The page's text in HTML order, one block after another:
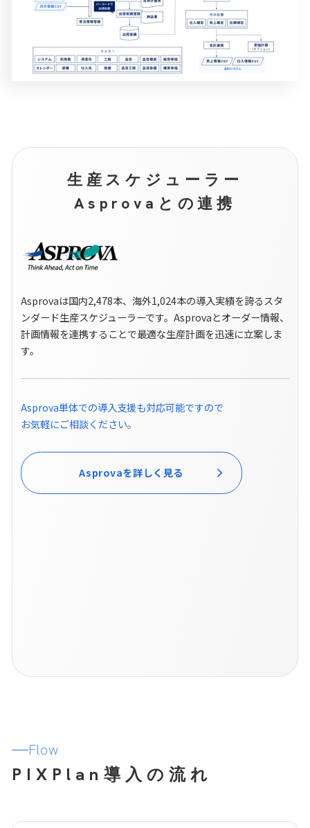
生産スケジューラー
Asprovaとの連携
Asprovaは国内2,478本、海外1,024本の導入実績を誇るスタ
ンダード生産スケジューラーです。Asprovaとオーダー情報、
計画情報を連携することで最適な生産計画を迅速に立案しま
す。
Asprova単体での導入支援も対応可能ですので
お気軽にご相談ください。
Asprovaを詳しく見る
Flow
PIXPlan導入の流れ